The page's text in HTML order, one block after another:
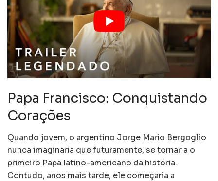
Papa Francisco: Conquistando
Corações
Quando jovem, o argentino Jorge Mario Bergoglio
nunca imaginaria que futuramente, se tornaria o
primeiro Papa latino-americano da história.
Contudo, anos mais tarde, ele começaria a